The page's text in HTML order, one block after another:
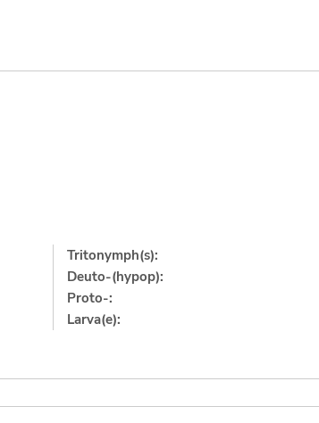
Tritonymph(s):
Deuto-(hypop):
Proto-:
Larva(e):